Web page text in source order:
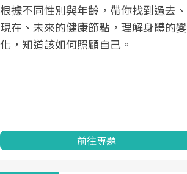
根據不同性別與年齡，帶你找到過去、
現在、未來的健康節點，理解身體的變
化，知道該如何照顧自己。
前往專題